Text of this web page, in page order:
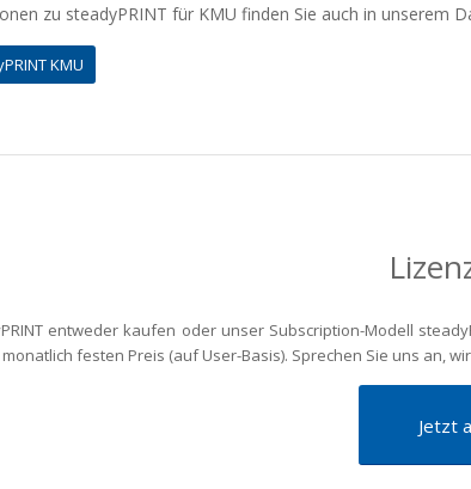
zu steadyPRINT für KMU finden Sie auch in unserem
KMU
entweder kaufen oder unser Subscription-Modell
festen Preis (auf User-Basis). Sprechen Sie uns an,
Jetzt